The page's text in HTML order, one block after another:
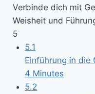
Verbinde dich mit
Weisheit und
5
5.1
Einführung in die
4 Minutes
5.2